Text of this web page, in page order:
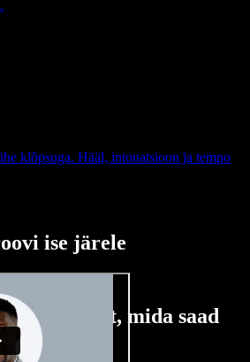
klõpsuga. Hääl, intonatsioon ja tempo
ise järele
osa sellest, mida saad
teha.